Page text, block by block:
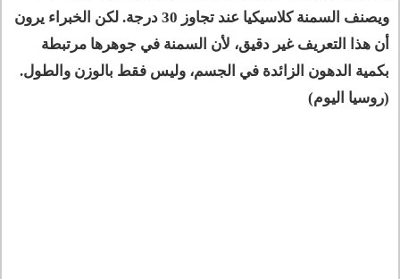
ويصنف السمنة كلاسيكيا عند تجاوز 30 درجة. لكن الخبراء يرون
أن هذا التعريف غير دقيق، لأن السمنة في جوهرها مرتبطة
بكمية الدهون الزائدة في الجسم، وليس فقط بالوزن والطول.
(روسيا اليوم)